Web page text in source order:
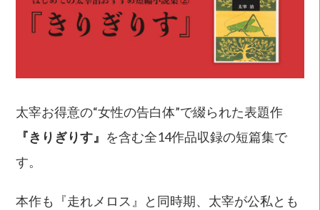
太宰お得意の“女性の告白体”で綴られた表題作
『きりぎりす』 を含む全14作品収録の短篇集で
す。
本作も『走れメロス』と同時期、太宰が公私とも